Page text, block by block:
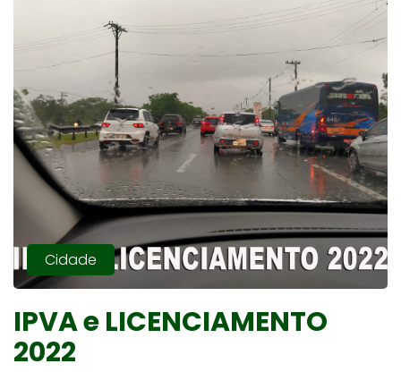
Cidade
IPVA e LICENCIAMENTO
2022